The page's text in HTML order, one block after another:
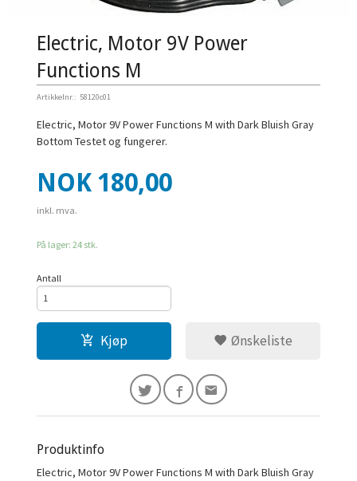
Electric, Motor 9V Power
Functions M
Artikkelnr.: 58120c01
Electric, Motor 9V Power Functions M with Dark Bluish Gray
Bottom Testet og fungerer.
Pris
NOK 180,00
inkl. mva.
På lager: 24 stk.
Antall
Kjøp Ønskeliste
Produktinfo
Electric, Motor 9V Power Functions M with Dark Bluish Gray